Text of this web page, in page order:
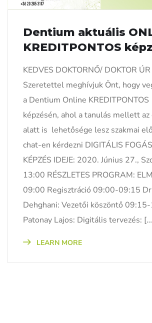
Dentium aktuális
KREDITPONTOS
KEDVES DOKTORNŐ/ DOKTOR
Szeretettel meghívjuk Önt, hogy
a Dentium Online KREDITPONTOS
képzésén, ahol a tanulás mellett az
alatt is lehetősége lesz szakmai
chat-en kérdezni DIGITÁLIS
KÉPZÉS IDEJE: 2020. Június 27.,
13:00 RÉSZLETES PROGRAM:
09:00 Regisztráció 09:00-09:15
Dehghani: Vezetői köszöntő
Patonay Lajos: Digitális tervezés:
LEARN MORE